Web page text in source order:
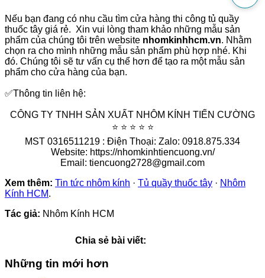
Nếu bạn đang có nhu cầu tìm cửa hàng thi công tủ quầy
thuốc tây giá rẻ. Xin vui lòng tham khảo những mẫu sản
phẩm của chúng tôi trên website nhomkinhhcm.vn. Nhằm
chọn ra cho mình những mẫu sản phẩm phù hợp nhé. Khi
đó. Chúng tôi sẽ tư vấn cụ thể hơn để tạo ra một mẫu sản
phẩm cho cửa hàng của bạn.
✅Thông tin liên hệ:
CÔNG TY TNHH SẢN XUẤT NHÔM KÍNH TIẾN CƯỜNG
⭐ ⭐ ⭐ ⭐ ⭐
MST 0316511219 : Điện Thoại: Zalo: 0918.875.334
Website: https://nhomkinhtiencuong.vn/
Email: tiencuong2728@gmail.com
Xem thêm: Tin tức nhôm kính · Tủ quầy thuốc tây · Nhôm
Kính HCM.
Tác giả: Nhôm Kính HCM
Chia sẻ bài viết:
Những tin mới hơn